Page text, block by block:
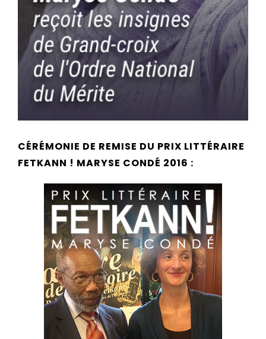
CÉRÉMONIE DE REMISE DU PRIX LITTÉRAIRE
FETKANN ! MARYSE CONDÉ 2016 :